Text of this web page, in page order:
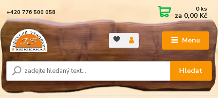
Menu
Hledat
+420 776 500 058 0ks
za 0,00 Kč